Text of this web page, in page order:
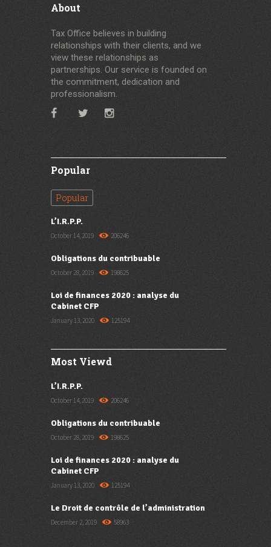
About
Tax Office believes in building
relationships with their clients, and we
view these relationships as
partnerships. Our service is founded on
the commitment, dedication and
professionalism.
Popular
Popular
L’I.R.P.P.
October 14, 2019 206246
Obligations du contribuable
October 28, 2019 198625
Loi de finances 2020 : analyse du
Cabinet CFP
January 13, 2020 125194
Most Viewd
L’I.R.P.P.
October 14, 2019 206246
Obligations du contribuable
October 28, 2019 198625
Loi de finances 2020 : analyse du
Cabinet CFP
January 13, 2020 125194
Le Droit de contrôle de l’administration
December 2, 2019 58963